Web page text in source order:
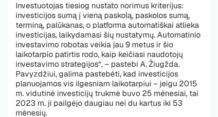
Investuotojas tiesiog nustato norimus kriterijus:
investicijos sumą į vieną paskolą, paskolos sumą,
terminą, palūkanas, o platforma automatiškai atlieka
investicijas, laikydamasi šių nustatymų. Automatinio
investavimo robotas veikia jau 9 metus ir šio
laikotarpio patirtis rodo, kaip keičiasi naudotojų
investavimo strategijos“, – pastebi A. Žiugžda.
Pavyzdžiui, galima pastebėti, kad investicijos
planuojamos vis ilgesniam laikotarpiui – jeigu 2015
m. vidutinė investicijų trukmė buvo 25 mėnesiai, tai
2023 m. ji pailgėjo daugiau nei du kartus iki 53
mėnesių.